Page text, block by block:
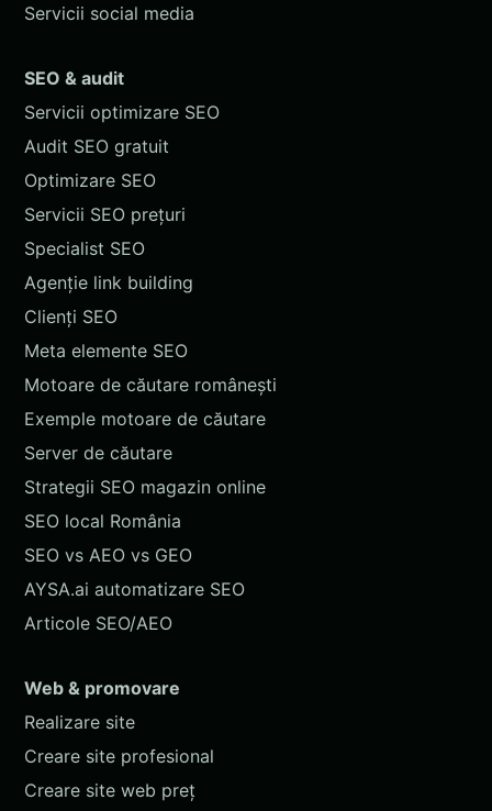
Servicii social media
SEO & audit
Servicii optimizare SEO
Audit SEO gratuit
Optimizare SEO
Servicii SEO prețuri
Specialist SEO
Agenție link building
Clienți SEO
Meta elemente SEO
Motoare de căutare românești
Exemple motoare de căutare
Server de căutare
Strategii SEO magazin online
SEO local România
SEO vs AEO vs GEO
AYSA.ai automatizare SEO
Articole SEO/AEO
Web & promovare
Realizare site
Creare site profesional
Creare site web preț